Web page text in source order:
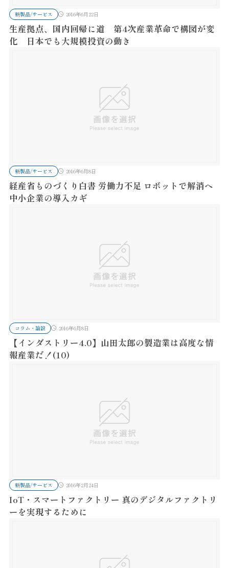
新製品/サービス 2016年6月22日
生産拠点、国内回帰に道 第4次産業革命で構図が変
化 日本でも大規模投資の動き
新製品/サービス 2016年6月8日
経産省ものづくり白書 労働力不足 ロボットで解消へ
中小企業の導入カギ
コラム・論説 2016年6月8日
【インダストリー4.0】山田太郎の製造業は高度な情
報産業だ！(10)
新製品/サービス 2016年2月24日
IoT・スマートファクトリー 真のデジタルファクトリ
ーを実現するために